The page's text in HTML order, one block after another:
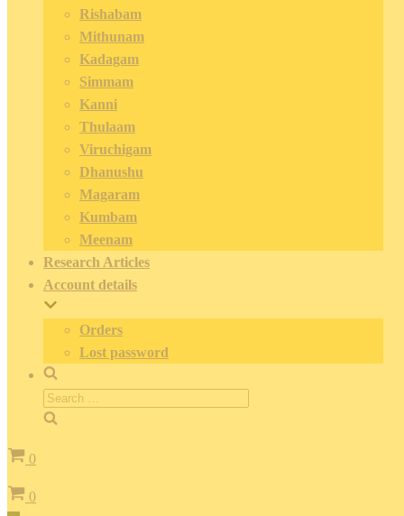
Rishabam
Mithunam
Kadagam
Simmam
Kanni
Thulaam
Viruchigam
Dhanushu
Magaram
Kumbam
Meenam
Research Articles
Account details
Orders
Lost password
Search
for:
Cart
0
Cart
0